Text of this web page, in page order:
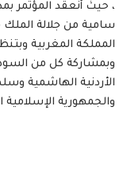
سامية من جلالة
المملكة المغربية
وبمشاركة كل من
الأردنية الهاشمية
والجمهورية الإسلامية